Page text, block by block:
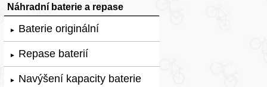
Náhradní baterie a repase
► Baterie originální
► Repase baterií
► Navýšení kapacity baterie